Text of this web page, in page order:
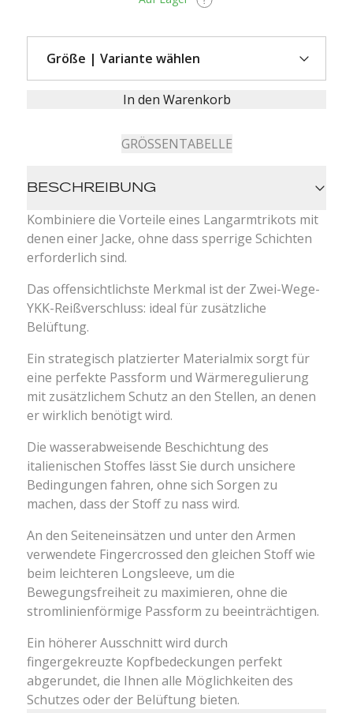
In den Warenkorb
GRÖSSENTABELLE
BESCHREIBUNG
Kombiniere die Vorteile eines Langarmtrikots mit
denen einer Jacke, ohne dass sperrige Schichten
erforderlich sind.
Das offensichtlichste Merkmal ist der Zwei-Wege-
YKK-Reißverschluss: ideal für zusätzliche
Belüftung.
Ein strategisch platzierter Materialmix sorgt für
eine perfekte Passform und Wärmeregulierung
mit zusätzlichem Schutz an den Stellen, an denen
er wirklich benötigt wird.
Die wasserabweisende Beschichtung des
italienischen Stoffes lässt Sie durch unsichere
Bedingungen fahren, ohne sich Sorgen zu
machen, dass der Stoff zu nass wird.
An den Seiteneinsätzen und unter den Armen
verwendete Fingercrossed den gleichen Stoff wie
beim leichteren Longsleeve, um die
Bewegungsfreiheit zu maximieren, ohne die
stromlinienförmige Passform zu beeinträchtigen.
Ein höherer Ausschnitt wird durch
fingergekreuzte Kopfbedeckungen perfekt
abgerundet, die Ihnen alle Möglichkeiten des
Schutzes oder der Belüftung bieten.